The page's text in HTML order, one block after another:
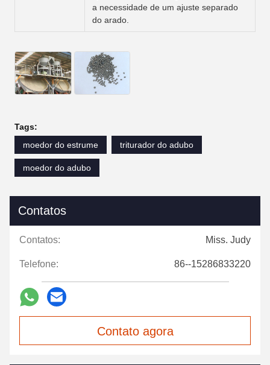
a necessidade de um ajuste separado
do arado.
Tags:
moedor do estrume
triturador do adubo
moedor do adubo
Contatos
Contatos: Miss. Judy
Telefone: 86--15286833220
Contato agora